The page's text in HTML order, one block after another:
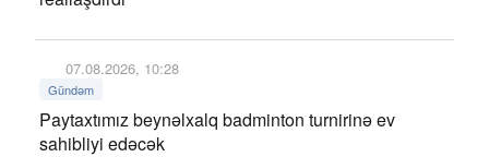
07.08.2026, 10:28
Gündəm
Paytaxtımız beynəlxalq badminton turnirinə ev
sahibliyi edəcək